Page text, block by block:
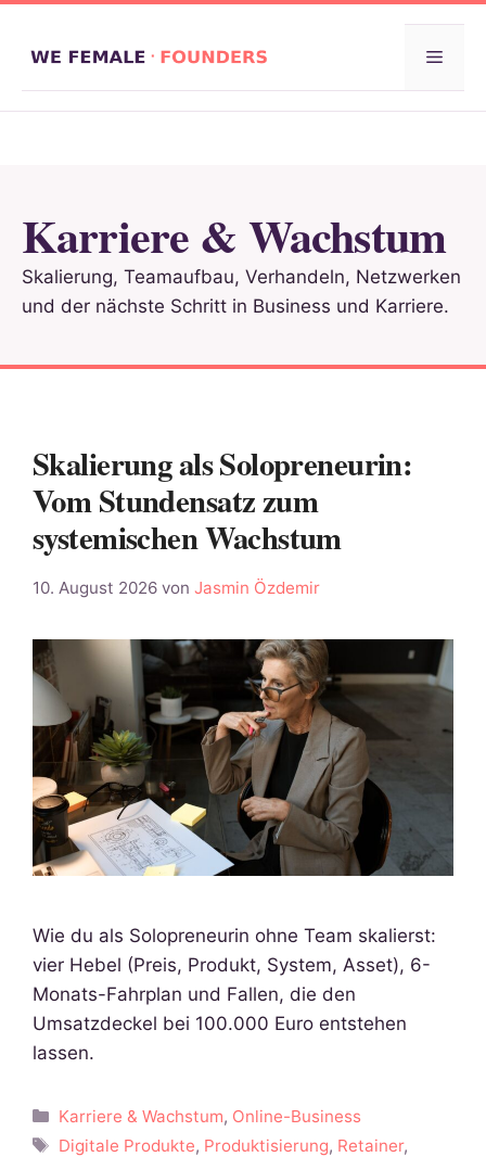
Menü
Karriere & Wachstum
Skalierung, Teamaufbau, Verhandeln, Netzwerken
und der nächste Schritt in Business und Karriere.
Skalierung als Solopreneurin:
Vom Stundensatz zum
systemischen Wachstum
10. August 2026 von Jasmin Özdemir
Wie du als Solopreneurin ohne Team skalierst:
vier Hebel (Preis, Produkt, System, Asset), 6-
Monats-Fahrplan und Fallen, die den
Umsatzdeckel bei 100.000 Euro entstehen
lassen.
Kategorien
Karriere & Wachstum, Online-Business
Schlagwörter
Digitale Produkte, Produktisierung, Retainer,